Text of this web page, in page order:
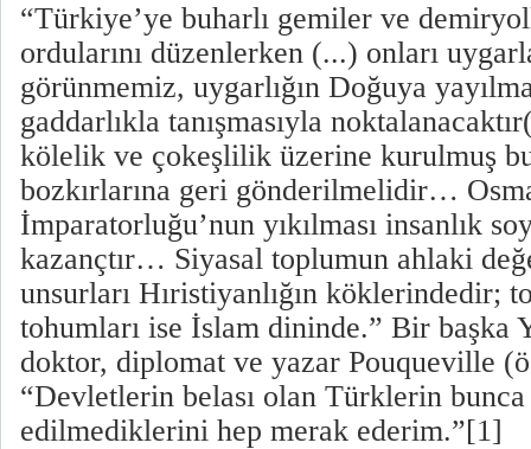
“Türkiye’ye buharlı gemiler ve
ordularını düzenlerken (...) onları
görünmemiz, uygarlığın Doğuya
gaddarlıkla tanışmasıyla
kölelik ve çokeşlilik üzerine kurulmuş
bozkırlarına geri gönderilmelidir…
İmparatorluğu’nun yıkılması insanlık
kazançtır… Siyasal toplumun ahlaki
unsurları Hıristiyanlığın köklerindedir;
tohumları ise İslam dininde.” Bir başka
doktor, diplomat ve yazar Pouqueville
“Devletlerin belası olan Türklerin
edilmediklerini hep merak ederim.”[1]